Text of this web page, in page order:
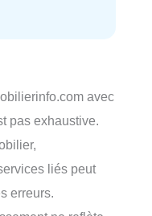
avec
pas exhaustive.
liés peut
erreurs.